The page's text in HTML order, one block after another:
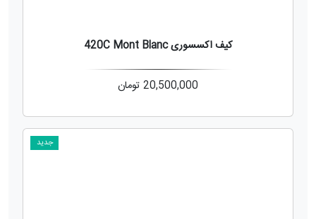
کیف اکسسوری 420C Mont Blanc
20,500,000 تومان
جدید